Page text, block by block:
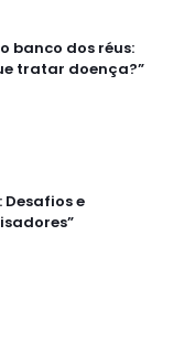
banco dos réus:
tratar doença?”
Desafios e